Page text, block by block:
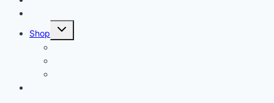
Shop
Untermenü